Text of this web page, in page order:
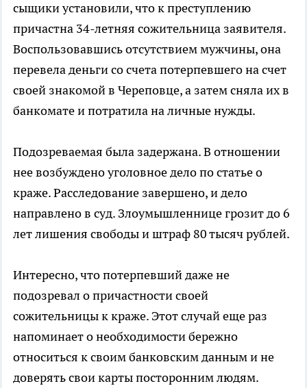
сыщики установили, что к преступлению
причастна 34-летняя сожительница заявителя.
Воспользовавшись отсутствием мужчины, она
перевела деньги со счета потерпевшего на счет
своей знакомой в Череповце, а затем сняла их в
банкомате и потратила на личные нужды.
Подозреваемая была задержана. В отношении
нее возбуждено уголовное дело по статье о
краже. Расследование завершено, и дело
направлено в суд. Злоумышленнице грозит до 6
лет лишения свободы и штраф 80 тысяч рублей.
Интересно, что потерпевший даже не
подозревал о причастности своей
сожительницы к краже. Этот случай еще раз
напоминает о необходимости бережно
относиться к своим банковским данным и не
доверять свои карты посторонним людям.